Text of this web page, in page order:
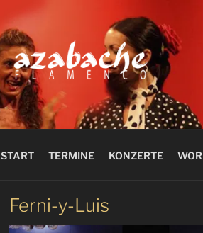
azabache
START TERMINE KONZERTE
Ferni-y-Luis